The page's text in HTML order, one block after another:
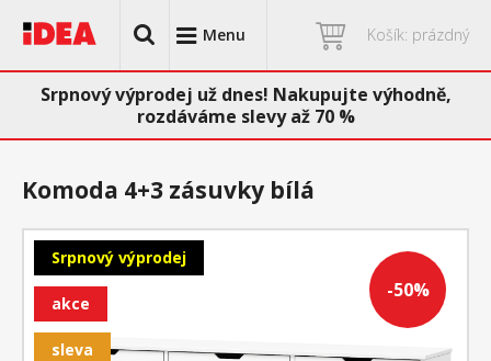
Menu Košík: prázdný
Srpnový výprodej už dnes! Nakupujte výhodně,
rozdáváme slevy až 70 %
-50%
Srpnový výprodej
akce
sleva
Komoda 4+3 zásuvky bílá